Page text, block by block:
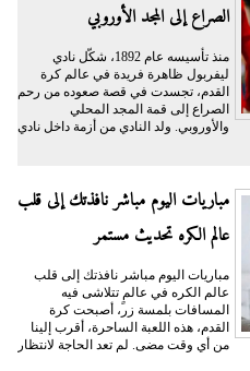
الصراع إلى المجد الأوروبي
منذ تأسيسه عام 1892، شكّل نادي
ليفربول ظاهرة فريدة في عالم كرة
القدم، تجسدت في قصة صعوده من رحم
الصراع إلى قمة المجد المحلي
والأوروبي. ولد النادي من أزمة داخل نادي
مباريات اليوم مباشر نافذتك إلى قلب
عالم الكره تحديث مستمر
مباريات اليوم مباشر نافذتك إلى قلب
عالم الكره في عالمٍ تتلاشى فيه
المسافات بلمسة زر، أصبحت كرة
القدم، هذه اللعبة الساحرة، أقرب إلينا
من أي وقت مضى. لم تعد الحاجة لانتظار